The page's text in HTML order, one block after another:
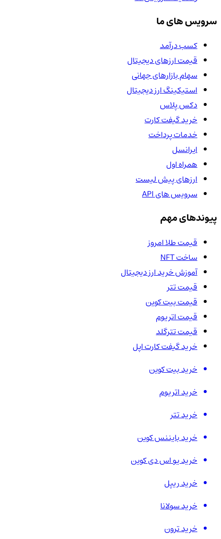
سرویس های ما
کسب درآمد
قیمت ارزهای دیجیتال
سهام بازارهای جهانی
استیکینگ ارز دیجیتال
دکس پلاس
خرید گیفت کارت
خدمات پرداخت
ایرانسل
همراه اول
ارزهای پیش لیست
سرویس های API
پیوندهای مهم
قیمت طلا امروز
ساخت NFT
آموزش خرید ارز دیجیتال
قیمت تتر
قیمت بیت کوین
قیمت اتریوم
قیمت تترگلد
خرید گیفت کارت اپل
خرید بیت کوین
خرید اتریوم
خرید تتر
خرید بایننس کوین
خرید یو اس دی کوین
خرید ریپل
خرید سولانا
خرید ترون